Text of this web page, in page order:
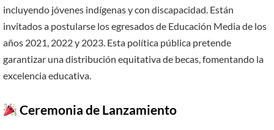
incluyendo jóvenes indígenas y con discapacidad. Están
invitados a postularse los egresados de Educación Media de los
años 2021, 2022 y 2023. Esta política pública pretende
garantizar una distribución equitativa de becas, fomentando la
excelencia educativa.
Ceremonia de Lanzamiento